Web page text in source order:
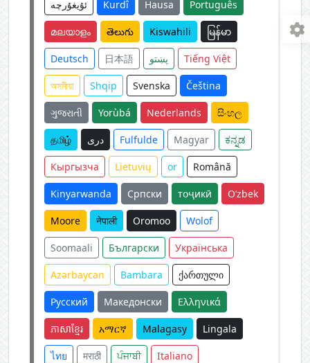
ئۇيغۇرچە Kurdî Hausa Português
മലയാളം తెలుగు Kiswahili မြန်မာ
Deutsch 日本語 پښتو Tiếng Việt
অসমীয়া Shqip Svenska Čeština
ગુજરાતી Yorùbá Nederlands සිංහල
தமிழ் دری Fulfulde Magyar ಕನ್ನಡ
Кыргызча Lietuvių or Română
Kinyarwanda Српски тоҷикӣ O‘zbek
Moore नेपाली Oromoo Wolof
Soomaali Български Українська
Azərbaycan Bambara ქართული
Русский Македонски Ελληνικά
ភាសាខ្មែរ አማርኛ Malagasy Lingala
ไทย मराठी ਪੰਜਾਬੀ Italiano